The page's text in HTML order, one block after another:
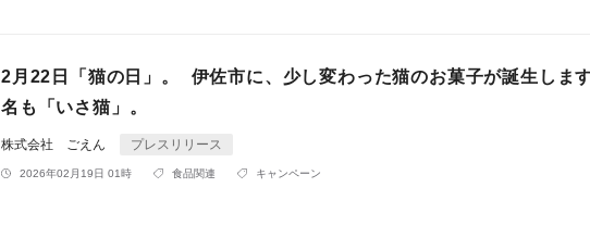
2月22日「猫の日」。 伊佐市に、少し変わった猫のお菓子が誕生しま
名も「いさ猫」。
株式会社 ごえん プレスリリース
2026年02月19日 01時 食品関連 キャンペーン